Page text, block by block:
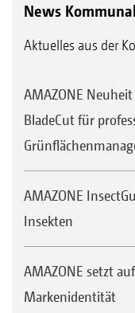
News
Aktuelles aus der
AMAZONE
BladeCut für
AMAZONE
Insekten
AMAZONE setzt
Markenidentität